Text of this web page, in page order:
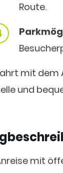
Route.
mit
und
mit